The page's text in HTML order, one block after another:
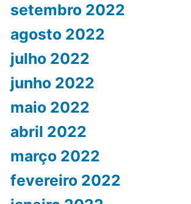
setembro 2022
agosto 2022
julho 2022
junho 2022
maio 2022
abril 2022
março 2022
fevereiro 2022